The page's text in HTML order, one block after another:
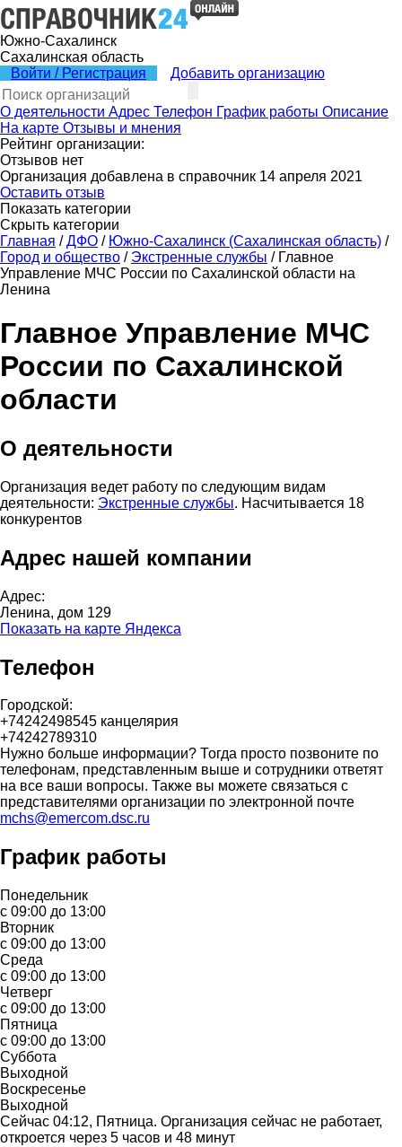
Южно-Сахалинск
Сахалинская область
Войти / Регистрация
Добавить организацию
О деятельности Адрес Телефон График работы Описание
На карте Отзывы и мнения
Рейтинг организации:
Отзывов нет
Организация добавлена в справочник 14 апреля 2021
Оставить отзыв
Показать категории
Скрыть категории
Главная / ДФО / Южно-Сахалинск (Сахалинская область) /
Город и общество / Экстренные службы / Главное
Управление МЧС России по Сахалинской области на
Ленина
Главное Управление МЧС
России по Сахалинской
области
О деятельности
Организация ведет работу по следующим видам
деятельности: Экстренные службы. Насчитывается 18
конкурентов
Адрес нашей компании
Адрес:
Ленина, дом 129
Показать на карте Яндекса
Телефон
Городской:
+74242498545 канцелярия
+74242789310
Нужно больше информации? Тогда просто позвоните по
телефонам, представленным выше и сотрудники ответят
на все ваши вопросы. Также вы можете связаться с
представителями организации по электронной почте
mchs@emercom.dsc.ru
График работы
Понедельник
с 09:00 до 13:00
Вторник
с 09:00 до 13:00
Среда
с 09:00 до 13:00
Четверг
с 09:00 до 13:00
Пятница
с 09:00 до 13:00
Суббота
Выходной
Воскресенье
Выходной
Сейчас 04:12, Пятница. Организация сейчас не работает,
откроется через 5 часов и 48 минут